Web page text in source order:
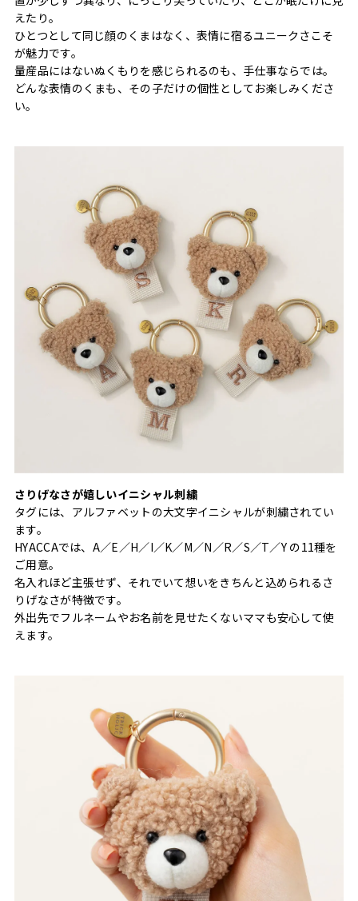
えたり。
ひとつとして同じ顔のくまはなく、表情に宿るユニークさこそ
が魅力です。
量産品にはないぬくもりを感じられるのも、手仕事ならでは。
どんな表情のくまも、その子だけの個性としてお楽しみくださ
い。
さりげなさが嬉しいイニシャル刺繍
タグには、アルファベットの大文字イニシャルが刺繍されてい
ます。
HYACCAでは、A／E／H／I／K／M／N／R／S／T／Y の11種を
ご用意。
名入れほど主張せず、それでいて想いをきちんと込められるさ
りげなさが特徴です。
外出先でフルネームやお名前を見せたくないママも安心して使
えます。